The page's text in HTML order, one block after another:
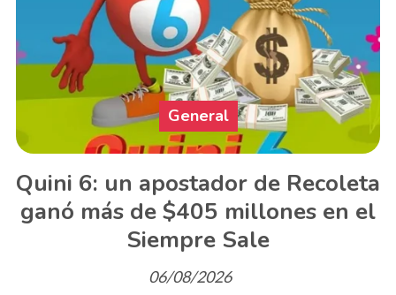
Quini 6: un apostador de Recoleta
ganó más de $405 millones en el
Siempre Sale
General
06/08/2026